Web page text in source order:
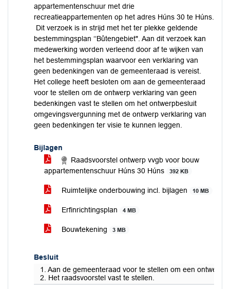
appartementenschuur met drie
recreatieappartementen op het adres Húns 30 te Húns.
Dit verzoek is in strijd met het ter plekke geldende
bestemmingsplan ‘‘Bûtengebiet". Aan dit verzoek kan
medewerking worden verleend door af te wijken van
het bestemmingsplan waarvoor een verklaring van
geen bedenkingen van de gemeenteraad is vereist.
Het college heeft besloten om aan de gemeenteraad
voor te stellen om de ontwerp verklaring van geen
bedenkingen vast te stellen om het ontwerpbesluit
omgevingsvergunning met de ontwerp verklaring van
geen bedenkingen ter visie te kunnen leggen.
Bijlagen
Raadsvoorstel ontwerp vvgb voor bouw
appartementenschuur Húns 30 Húns
392 KB
Ruimtelijke onderbouwing incl. bijlagen 10 MB
Erfinrichtingsplan 4 MB
Bouwtekening 3 MB
Besluit
1. Aan de gemeenteraad voor te stellen om een ontwerp
2. Het raadsvoorstel vast te stellen.